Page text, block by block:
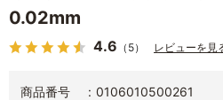
0.02mm
4.6 （5） レビューを見
商品番号
0106010500261